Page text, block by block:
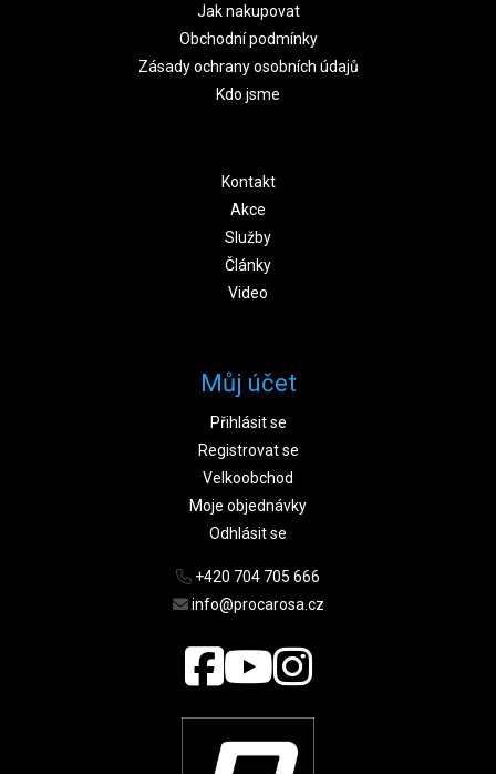
Jak nakupovat
Obchodní podmínky
Zásady ochrany osobních údajů
Kdo jsme
Kontakt
Akce
Služby
Články
Video
Můj účet
Přihlásit se
Registrovat se
Velkoobchod
Moje objednávky
Odhlásit se
+420 704 705 666
info@procarosa.cz